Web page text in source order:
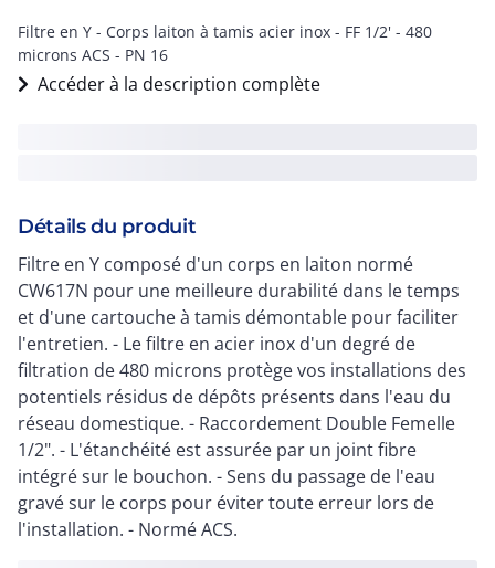
Filtre en Y - Corps laiton à tamis acier inox - FF 1/2' - 480
microns ACS - PN 16
Accéder à la description complète
Détails du produit
Filtre en Y composé d'un corps en laiton normé
CW617N pour une meilleure durabilité dans le temps
et d'une cartouche à tamis démontable pour faciliter
l'entretien. - Le filtre en acier inox d'un degré de
filtration de 480 microns protège vos installations des
potentiels résidus de dépôts présents dans l'eau du
réseau domestique. - Raccordement Double Femelle
1/2". - L'étanchéité est assurée par un joint fibre
intégré sur le bouchon. - Sens du passage de l'eau
gravé sur le corps pour éviter toute erreur lors de
l'installation. - Normé ACS.